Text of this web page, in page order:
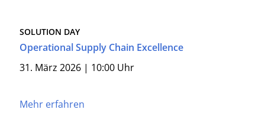
SOLUTION DAY
Operational Supply Chain Excellence
31. März 2026 | 10:00 Uhr
Mehr erfahren